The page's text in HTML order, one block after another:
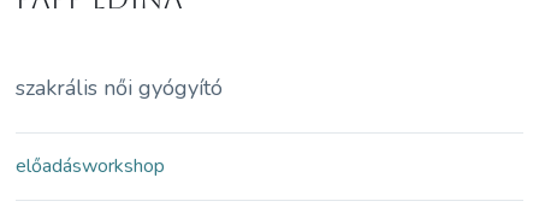
szakrális női gyógyító
előadásworkshop